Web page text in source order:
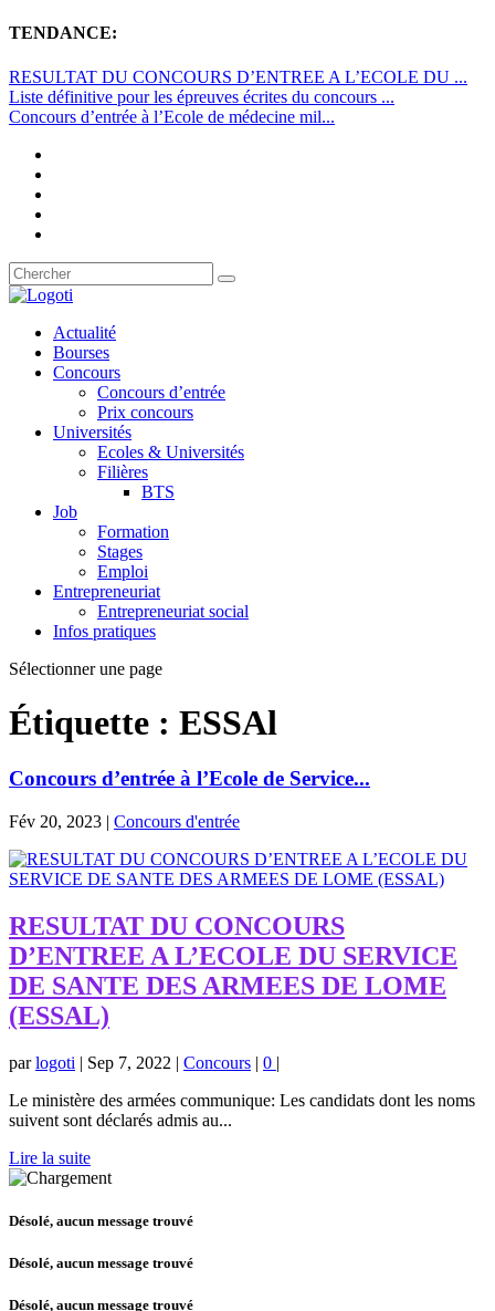
TENDANCE:
RESULTAT DU CONCOURS D’ENTREE A L’ECOLE DU ...
Liste définitive pour les épreuves écrites du concours ...
Concours d’entrée à l’Ecole de médecine mil...
Actualité
Bourses
Concours
Concours d’entrée
Prix concours
Universités
Ecoles & Universités
Filières
BTS
Job
Formation
Stages
Emploi
Entrepreneuriat
Entrepreneuriat social
Infos pratiques
Sélectionner une page
Étiquette : ESSAl
Concours d’entrée à l’Ecole de Service...
Fév 20, 2023 | Concours d'entrée
RESULTAT DU CONCOURS
D’ENTREE A L’ECOLE DU SERVICE
DE SANTE DES ARMEES DE LOME
(ESSAL)
parlogoti | Sep 7, 2022 | Concours | 0 |
Le ministère des armées communique: Les candidats dont les noms
suivent sont déclarés admis au...
Lire la suite
Désolé, aucun message trouvé
Désolé, aucun message trouvé
Désolé, aucun message trouvé